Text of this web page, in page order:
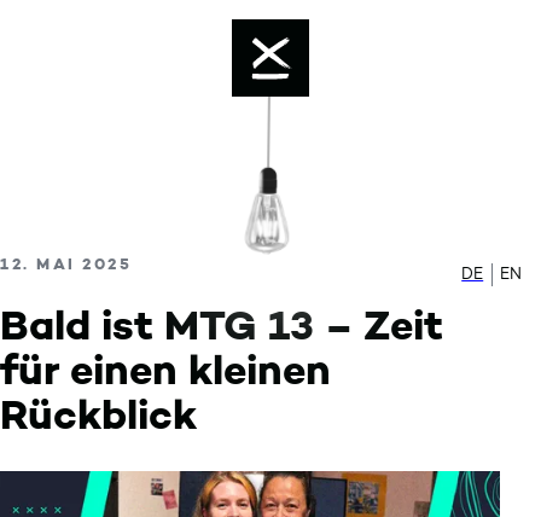
DE Zur
EN
Enable dark mode
VERÖFFENTLICHT AM
12. MAI 2025
Bald ist MTG 13 – Zeit
für einen kleinen
Rückblick